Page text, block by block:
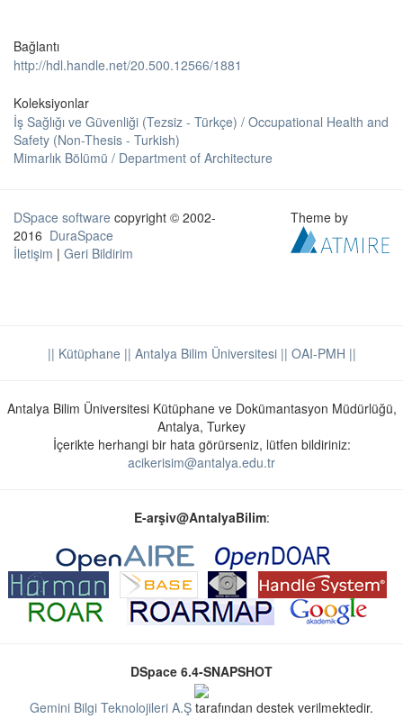
Bağlantı
http://hdl.handle.net/20.500.12566/1881
Koleksiyonlar
İş Sağlığı ve Güvenliği (Tezsiz - Türkçe) / Occupational Health and
Safety (Non-Thesis - Turkish)
Mimarlık Bölümü / Department of Architecture
DSpace software copyright © 2002-
2016 DuraSpace
İletişim | Geri Bildirim
Theme by
|| Kütüphane || Antalya Bilim Üniversitesi || OAI-PMH ||
Antalya Bilim Üniversitesi Kütüphane ve Dokümantasyon Müdürlüğü,
Antalya, Turkey
İçerikte herhangi bir hata görürseniz, lütfen bildiriniz:
acikerisim@antalya.edu.tr
E-arşiv@AntalyaBilim:
DSpace 6.4-SNAPSHOT
Gemini Bilgi Teknolojileri A.Ş tarafından destek verilmektedir.